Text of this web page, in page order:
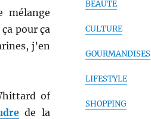
mélange
pour ça
j’en
of
de la
BEAUTE
CULTURE
GOURMANDISES
LIFESTYLE
SHOPPING